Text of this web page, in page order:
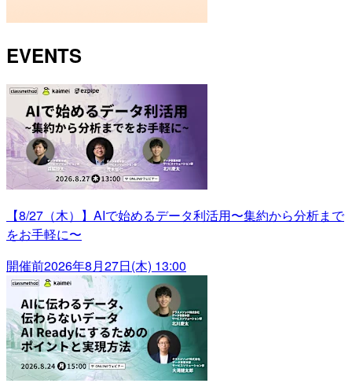
EVENTS
【8/27（木）】AIで始めるデータ利活用〜集約から分析まで
をお手軽に〜
開催前2026年8月27日(木) 13:00